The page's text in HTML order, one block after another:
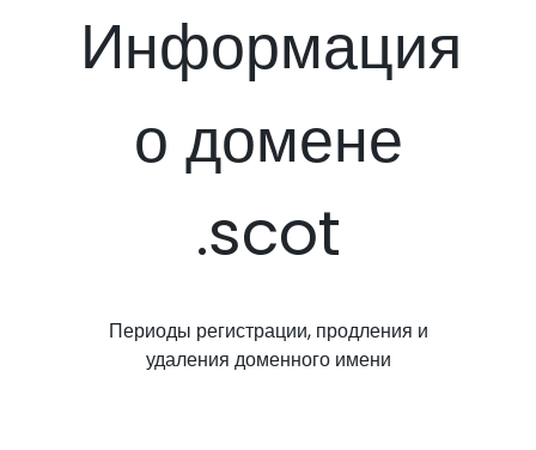
Информация
о домене
.scot
Периоды регистрации, продления и
удаления доменного имени